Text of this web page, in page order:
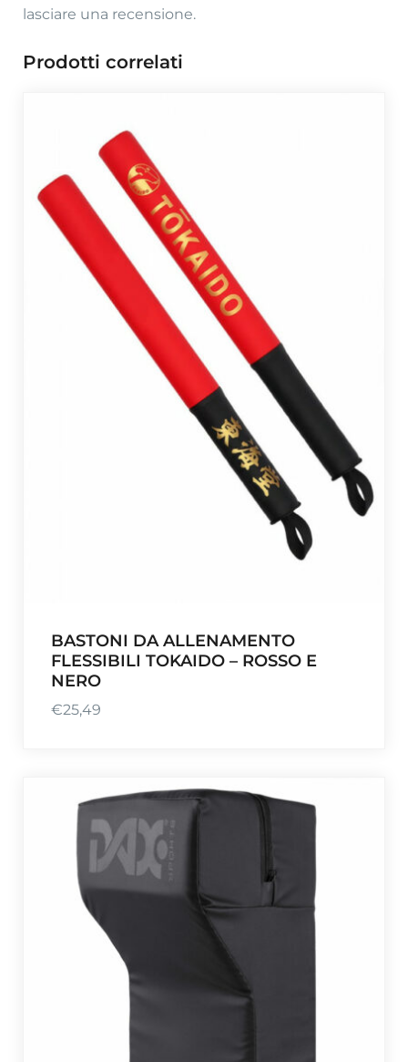
lasciare una recensione.
Prodotti correlati
BASTONI DA ALLENAMENTO
FLESSIBILI TOKAIDO – ROSSO E
NERO
€25,49